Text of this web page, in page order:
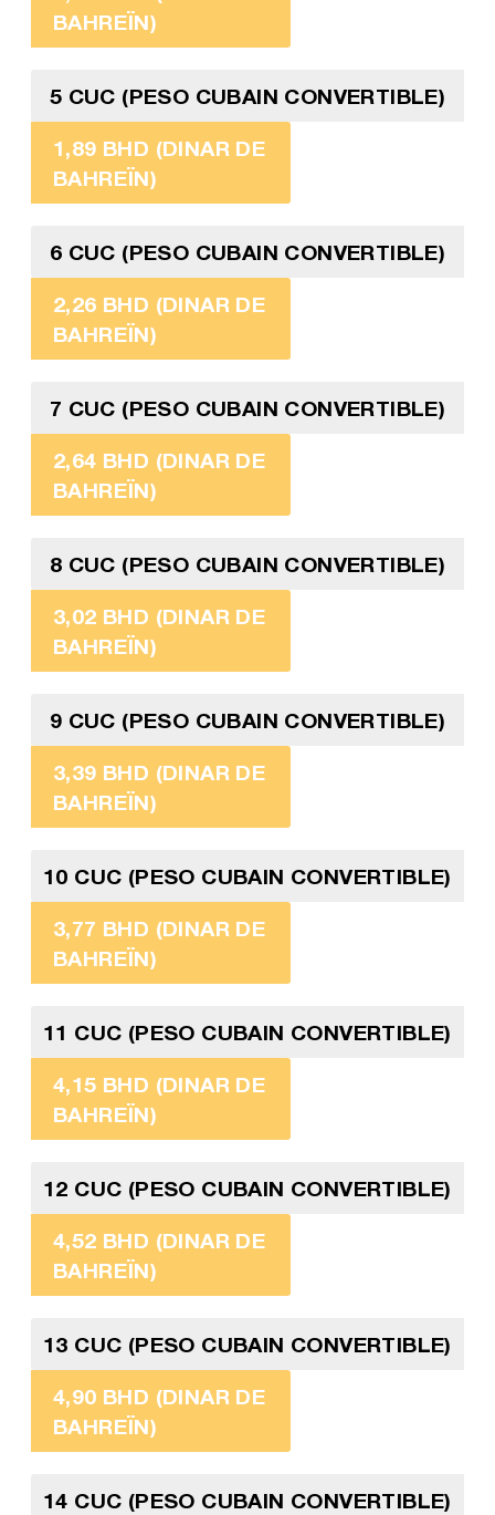
BAHREÏN)
5 CUC (PESO CUBAIN CONVERTIBLE)
1,89 BHD (DINAR DE
BAHREÏN)
6 CUC (PESO CUBAIN CONVERTIBLE)
2,26 BHD (DINAR DE
BAHREÏN)
7 CUC (PESO CUBAIN CONVERTIBLE)
2,64 BHD (DINAR DE
BAHREÏN)
8 CUC (PESO CUBAIN CONVERTIBLE)
3,02 BHD (DINAR DE
BAHREÏN)
9 CUC (PESO CUBAIN CONVERTIBLE)
3,39 BHD (DINAR DE
BAHREÏN)
10 CUC (PESO CUBAIN CONVERTIBLE)
3,77 BHD (DINAR DE
BAHREÏN)
11 CUC (PESO CUBAIN CONVERTIBLE)
4,15 BHD (DINAR DE
BAHREÏN)
12 CUC (PESO CUBAIN CONVERTIBLE)
4,52 BHD (DINAR DE
BAHREÏN)
13 CUC (PESO CUBAIN CONVERTIBLE)
4,90 BHD (DINAR DE
BAHREÏN)
14 CUC (PESO CUBAIN CONVERTIBLE)